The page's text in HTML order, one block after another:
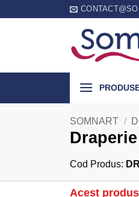
SOMNART /
Cod Produs:
Acest